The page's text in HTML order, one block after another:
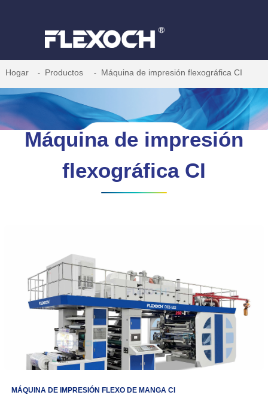
Hogar Productos Máquina de impresión flexográfica CI
Máquina de impresión
flexográfica CI
MÁQUINA DE IMPRESIÓN FLEXO DE MANGA CI